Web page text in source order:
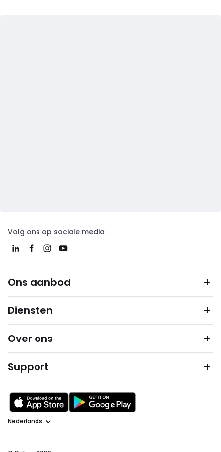
Volg ons op sociale media
Ons aanbod
Diensten
Over ons
Support
Taal